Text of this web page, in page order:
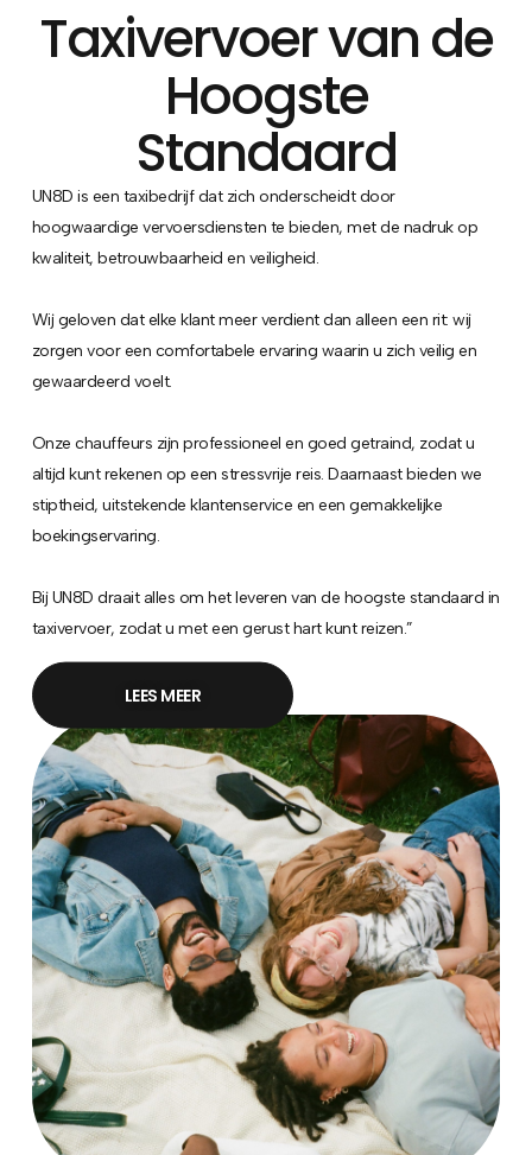
Taxivervoer van de
Hoogste
Standaard
UN8D is een taxibedrijf dat zich onderscheidt door
hoogwaardige vervoersdiensten te bieden, met de nadruk op
kwaliteit, betrouwbaarheid en veiligheid.
Wij geloven dat elke klant meer verdient dan alleen een rit: wij
zorgen voor een comfortabele ervaring waarin u zich veilig en
gewaardeerd voelt.
Onze chauffeurs zijn professioneel en goed getraind, zodat u
altijd kunt rekenen op een stressvrije reis. Daarnaast bieden we
stiptheid, uitstekende klantenservice en een gemakkelijke
boekingservaring.
Bij UN8D draait alles om het leveren van de hoogste standaard in
taxivervoer, zodat u met een gerust hart kunt reizen.”
LEES MEER